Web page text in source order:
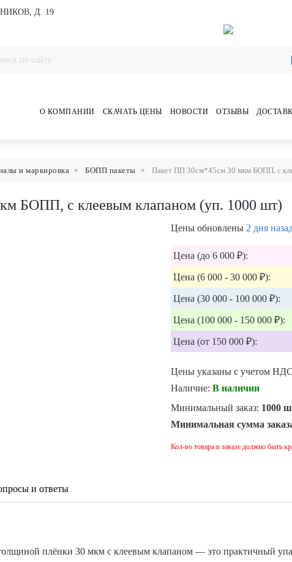
Д. 19
О КОМПАНИИ СКАЧАТЬ ЦЕНЫ НОВОСТИ ОТЗЫВЫ
и маркировка БОПП пакеты Пакет ПП 30см*45см 30 мкм БОПП, с
БОПП, с клеевым клапаном (уп. 1000 шт)
Цены обновлены 2 дня
Цена (до 6 000 ₽):
Цена (6 000 - 30 000 ₽):
Цена (30 000 - 100 000 ₽):
Цена (100 000 - 150 000 ₽):
Цена (от 150 000 ₽):
Цены указаны с учетом НДС
Наличие: В наличии
Минимальный заказ: 1000
Минимальная сумма
Кол-во товара в заказе должно быть
и ответы
плёнки 30 мкм с клеевым клапаном — это практичный